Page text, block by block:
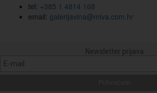
tel: +385 1 4814 168
email: galerijavina@miva.com.hr
Newsletter prijava